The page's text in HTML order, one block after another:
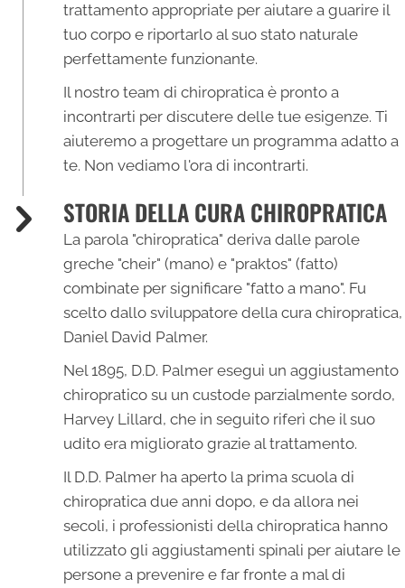
trattamento appropriate per aiutare a guarire il
tuo corpo e riportarlo al suo stato naturale
perfettamente funzionante.
Il nostro team di chiropratica è pronto a
incontrarti per discutere delle tue esigenze. Ti
aiuteremo a progettare un programma adatto a
te. Non vediamo l'ora di incontrarti.
STORIA DELLA CURA CHIROPRATICA
La parola "chiropratica" deriva dalle parole
greche "cheir" (mano) e "praktos" (fatto)
combinate per significare "fatto a mano". Fu
scelto dallo sviluppatore della cura chiropratica,
Daniel David Palmer.
Nel 1895, D.D. Palmer eseguì un aggiustamento
chiropratico su un custode parzialmente sordo,
Harvey Lillard, che in seguito riferì che il suo
udito era migliorato grazie al trattamento.
Il D.D. Palmer ha aperto la prima scuola di
chiropratica due anni dopo, e da allora nei
secoli, i professionisti della chiropratica hanno
utilizzato gli aggiustamenti spinali per aiutare le
persone a prevenire e far fronte a mal di